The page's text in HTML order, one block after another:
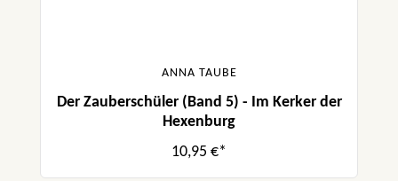
ANNA TAUBE
Der Zauberschüler (Band 5) - Im Kerker der
Hexenburg
10,95 €*